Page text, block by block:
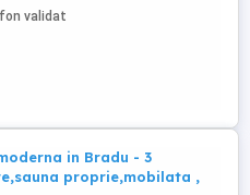
...
validat
in Bradu - 3
proprie,mobilata ,